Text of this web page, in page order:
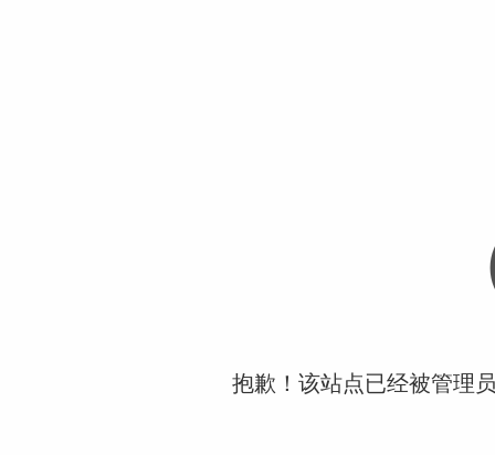
抱歉！该站点已经被管理